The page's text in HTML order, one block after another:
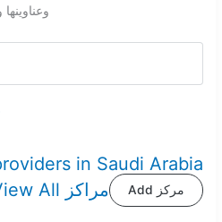
Search
in Saudi Arabia
View All مراكز
Add مركز